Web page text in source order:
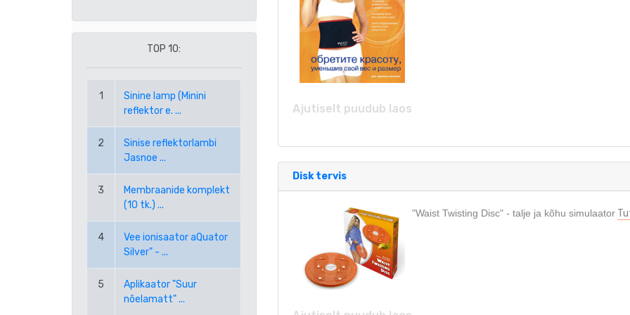
RON UUS RUMEENIA LEU
RUB VENEMAA RUBLA
SEK ROOTSI KROON
TRY UUS TÜRGI LIIR
USD USA DOLLAR
PPE PAYPAL (EUR)
PPD PAYPAL (USD)
TOP 10:
1
Sinine lamp (Minini
reflektor e. ...
2
Sinise reflektorlambi
Jasnoe ...
3
Membraanide komplekt
(10 tk.) ...
4
Vee ionisaator aQuator
Silver" - ...
5
Aplikaator "Suur
nõelamatt" ...
Ajutiselt puudub laos
Disk tervis
"Waist Twisting Disc" - talje ja kõhu simulaator